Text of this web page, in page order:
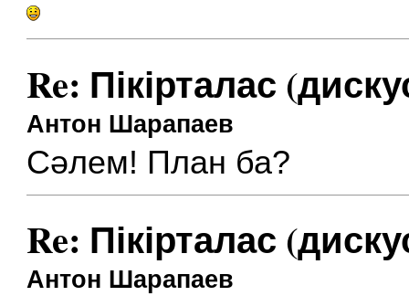
Re: Пікірталас
Антон Шарапаев
Сәлем! План ба?
Re: Пікірталас
Антон Шарапаев